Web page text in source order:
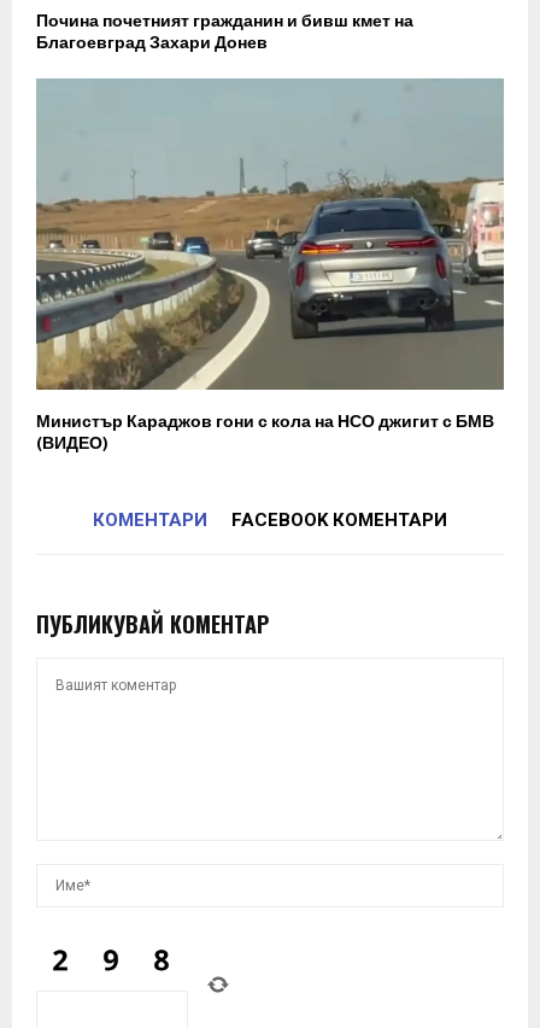
Почина почетният гражданин и бивш кмет на
Благоевград Захари Донев
Министър Караджов гони с кола на НСО джигит с БМВ
(ВИДЕО)
КОМЕНТАРИ FACEBOOK КОМЕНТАРИ
ПУБЛИКУВАЙ КОМЕНТАР